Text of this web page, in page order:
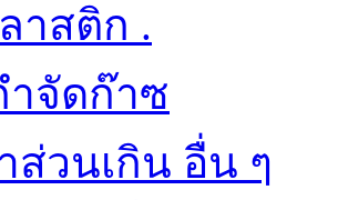
าสติก .
ำจัดก๊าซ
ส่วนเกิน อื่น ๆ